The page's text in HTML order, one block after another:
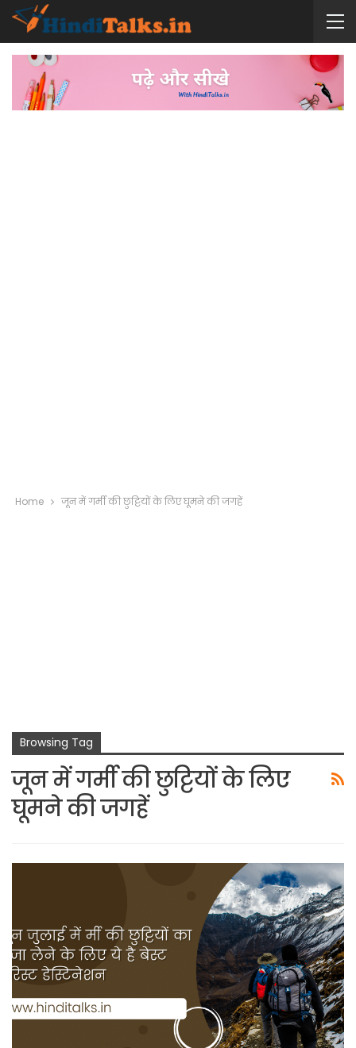
Home जून में गर्मी की छुट्टियों के लिए घूमने की जगहें
Browsing Tag
जून में गर्मी की छुट्टियों के लिए
घूमने की जगहें